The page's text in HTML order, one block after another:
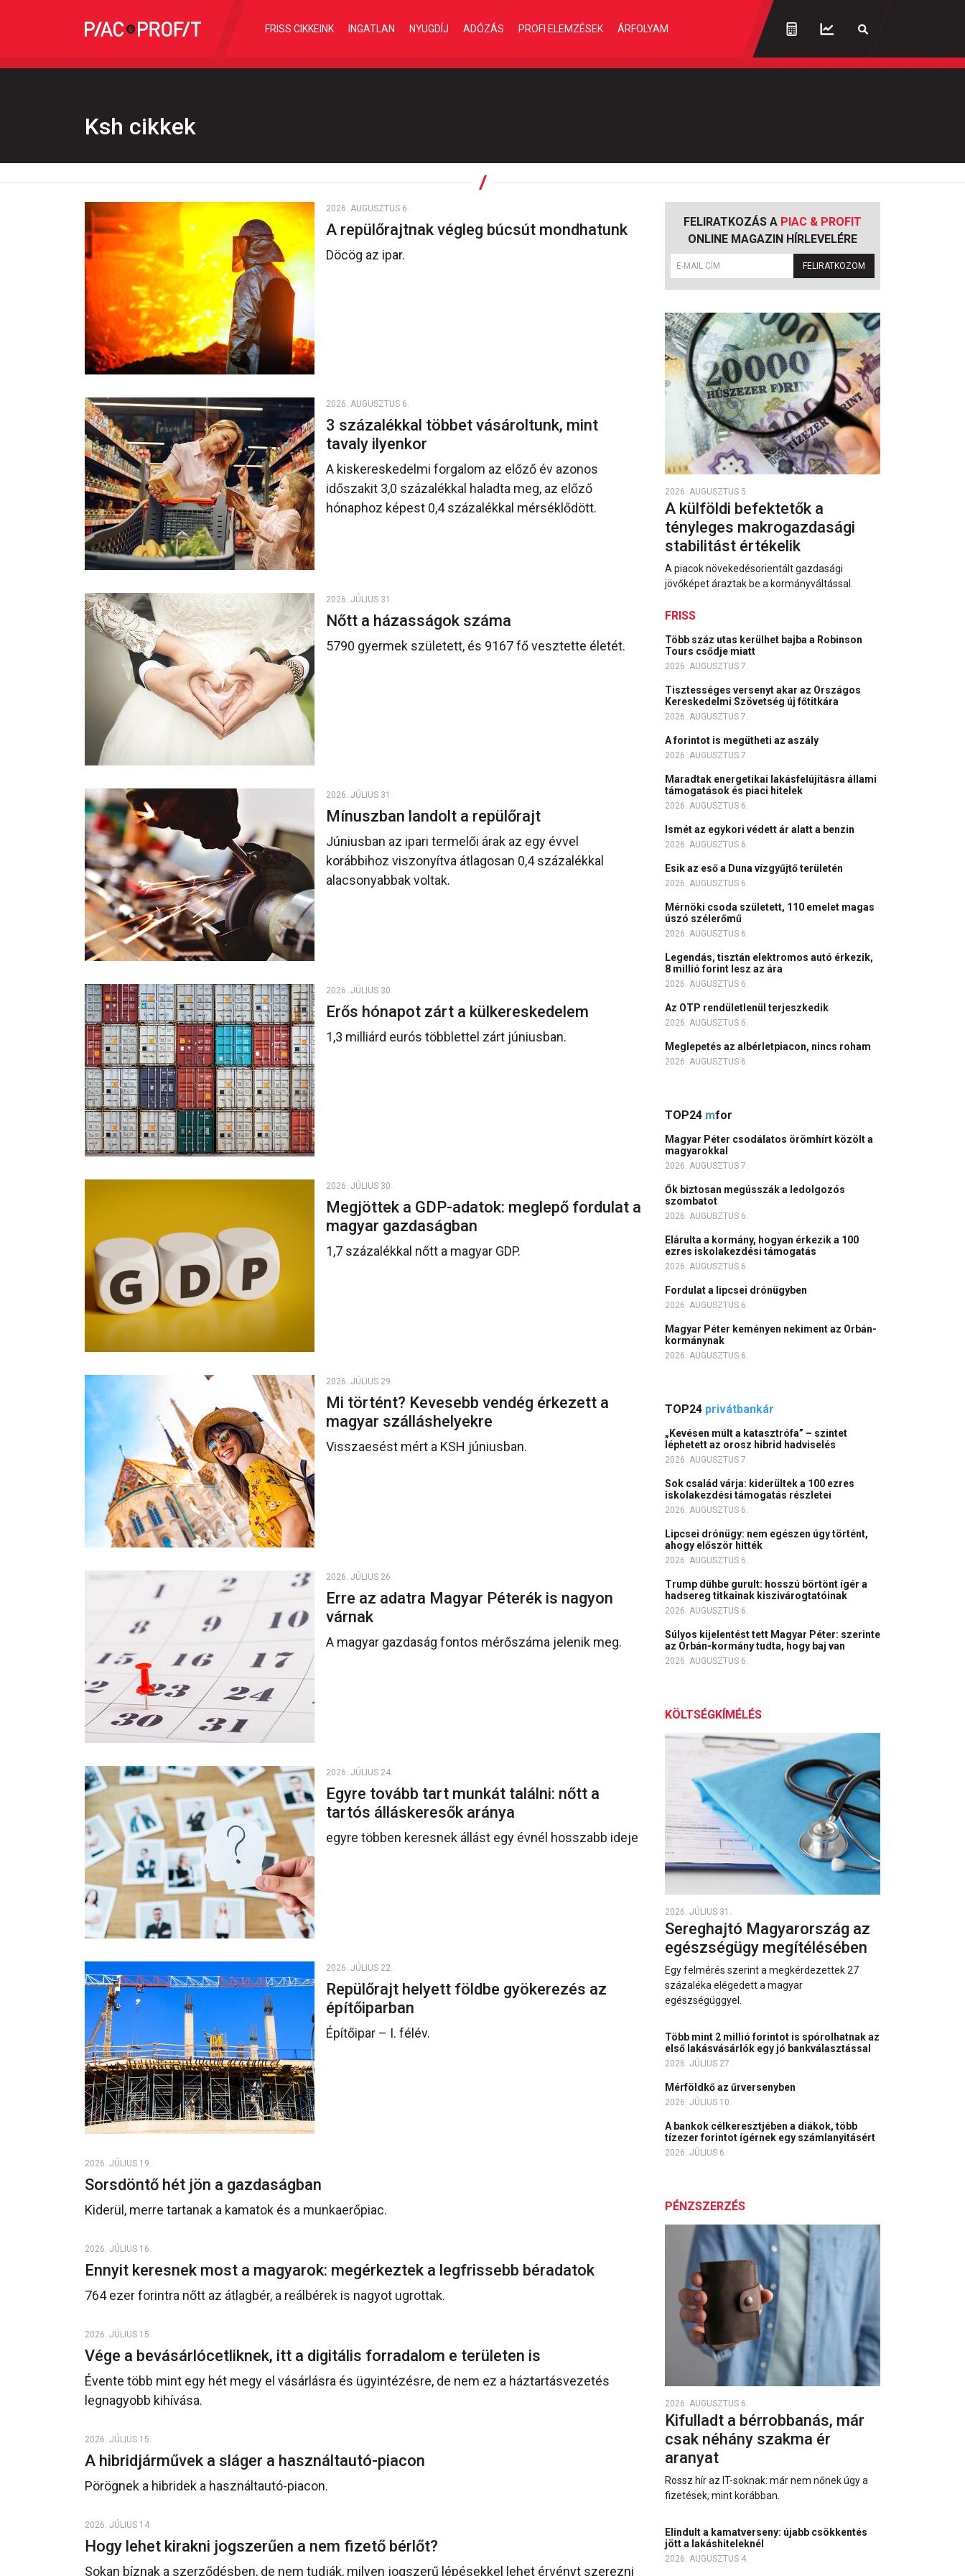
FRISS CIKKEINK INGATLAN NYUGDÍJ ADÓZÁS PROFI ELEMZÉSEK ÁRFOLYAM
Ksh cikkek
2026. AUGUSZTUS 6.
A repülőrajtnak végleg búcsút mondhatunk
Döcög az ipar.
2026. AUGUSZTUS 6.
3 százalékkal többet vásároltunk, mint
tavaly ilyenkor
A kiskereskedelmi forgalom az előző év azonos
időszakit 3,0 százalékkal haladta meg, az előző
hónaphoz képest 0,4 százalékkal mérséklődött.
2026. JÚLIUS 31.
Nőtt a házasságok száma
5790 gyermek született, és 9167 fő vesztette életét.
2026. JÚLIUS 31.
Mínuszban landolt a repülőrajt
Júniusban az ipari termelői árak az egy évvel
korábbihoz viszonyítva átlagosan 0,4 százalékkal
alacsonyabbak voltak.
2026. JÚLIUS 30.
Erős hónapot zárt a külkereskedelem
1,3 milliárd eurós többlettel zárt júniusban.
2026. JÚLIUS 30.
Megjöttek a GDP-adatok: meglepő fordulat a
magyar gazdaságban
1,7 százalékkal nőtt a magyar GDP.
2026. JÚLIUS 29.
Mi történt? Kevesebb vendég érkezett a
magyar szálláshelyekre
Visszaesést mért a KSH júniusban.
2026. JÚLIUS 26.
Erre az adatra Magyar Péterék is nagyon
várnak
A magyar gazdaság fontos mérőszáma jelenik meg.
2026. JÚLIUS 24.
Egyre tovább tart munkát találni: nőtt a
tartós álláskeresők aránya
egyre többen keresnek állást egy évnél hosszabb ideje
2026. JÚLIUS 22.
Repülőrajt helyett földbe gyökerezés az
építőiparban
Építőipar – I. félév.
2026. JÚLIUS 19.
Sorsdöntő hét jön a gazdaságban
Kiderül, merre tartanak a kamatok és a munkaerőpiac.
2026. JÚLIUS 16.
Ennyit keresnek most a magyarok: megérkeztek a legfrissebb béradatok
764 ezer forintra nőtt az átlagbér, a reálbérek is nagyot ugrottak.
2026. JÚLIUS 15.
Vége a bevásárlócetliknek, itt a digitális forradalom e területen is
Évente több mint egy hét megy el vásárlásra és ügyintézésre, de nem ez a háztartásvezetés
legnagyobb kihívása.
2026. JÚLIUS 15.
A hibridjárművek a sláger a használtautó-piacon
Pörögnek a hibridek a használtautó-piacon.
2026. JÚLIUS 14.
Hogy lehet kirakni jogszerűen a nem fizető bérlőt?
Sokan bíznak a szerződésben, de nem tudják, milyen jogszerű lépésekkel lehet érvényt szerezni
FELIRATKOZÁS A PIAC & PROFIT
ONLINE MAGAZIN HÍRLEVELÉRE
FELIRATKOZOM
2026. AUGUSZTUS 5.
A külföldi befektetők a
tényleges makrogazdasági
stabilitást értékelik
A piacok növekedésorientált gazdasági
jövőképet áraztak be a kormányváltással.
FRISS
Több száz utas kerülhet bajba a Robinson
Tours csődje miatt
2026. AUGUSZTUS 7.
Tisztességes versenyt akar az Országos
Kereskedelmi Szövetség új főtitkára
2026. AUGUSZTUS 7.
A forintot is megütheti az aszály
2026. AUGUSZTUS 7.
Maradtak energetikai lakásfelújításra állami
támogatások és piaci hitelek
2026. AUGUSZTUS 6.
Ismét az egykori védett ár alatt a benzin
2026. AUGUSZTUS 6.
Esik az eső a Duna vízgyűjtő területén
2026. AUGUSZTUS 6.
Mérnöki csoda született, 110 emelet magas
úszó szélerőmű
2026. AUGUSZTUS 6.
Legendás, tisztán elektromos autó érkezik,
8 millió forint lesz az ára
2026. AUGUSZTUS 6.
Az OTP rendületlenül terjeszkedik
2026. AUGUSZTUS 6.
Meglepetés az albérletpiacon, nincs roham
2026. AUGUSZTUS 6.
TOP24 mfor
Magyar Péter csodálatos örömhírt közölt a
magyarokkal
2026. AUGUSZTUS 7.
Ők biztosan megússzák a ledolgozós
szombatot
2026. AUGUSZTUS 6.
Elárulta a kormány, hogyan érkezik a 100
ezres iskolakezdési támogatás
2026. AUGUSZTUS 6.
Fordulat a lipcsei drónügyben
2026. AUGUSZTUS 6.
Magyar Péter keményen nekiment az Orbán-
kormánynak
2026. AUGUSZTUS 6.
TOP24 privátbankár
„Kevésen múlt a katasztrófa” – szintet
léphetett az orosz hibrid hadviselés
2026. AUGUSZTUS 7.
Sok család várja: kiderültek a 100 ezres
iskolakezdési támogatás részletei
2026. AUGUSZTUS 6.
Lipcsei drónügy: nem egészen úgy történt,
ahogy először hitték
2026. AUGUSZTUS 6.
Trump dühbe gurult: hosszú börtönt ígér a
hadsereg titkainak kiszivárogtatóinak
2026. AUGUSZTUS 6.
Súlyos kijelentést tett Magyar Péter: szerinte
az Orbán-kormány tudta, hogy baj van
2026. AUGUSZTUS 6.
KÖLTSÉGKÍMÉLÉS
2026. JÚLIUS 31.
Sereghajtó Magyarország az
egészségügy megítélésében
Egy felmérés szerint a megkérdezettek 27
százaléka elégedett a magyar
egészségüggyel.
Több mint 2 millió forintot is spórolhatnak az
első lakásvásárlók egy jó bankválasztással
2026. JÚLIUS 27.
Mérföldkő az űrversenyben
2026. JÚLIUS 10.
A bankok célkeresztjében a diákok, több
tízezer forintot ígérnek egy számlanyitásért
2026. JÚLIUS 6.
PÉNZSZERZÉS
2026. AUGUSZTUS 6.
Kifulladt a bérrobbanás, már
csak néhány szakma ér
aranyat
Rossz hír az IT-soknak: már nem nőnek úgy a
fizetések, mint korábban.
Elindult a kamatverseny: újabb csökkentés
jött a lakáshiteleknél
2026. AUGUSZTUS 4.